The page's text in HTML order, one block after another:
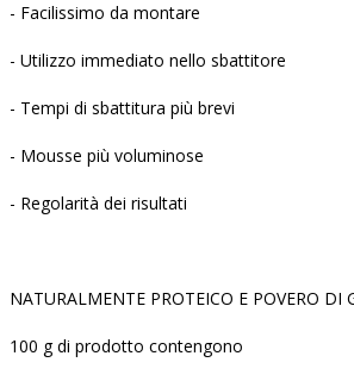
- Facilissimo da montare
- Utilizzo immediato nello sbattitore
- Tempi di sbattitura più brevi
- Mousse più voluminose
- Regolarità dei risultati
NATURALMENTE PROTEICO E POVERO DI
100 g di prodotto contengono